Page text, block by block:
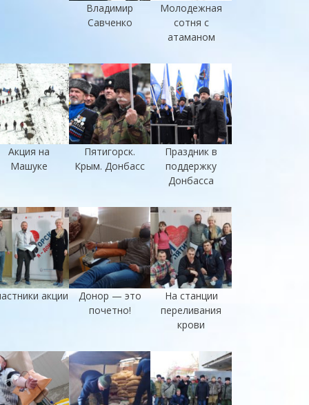
Владимир
Савченко
Молодежная
сотня с
атаманом
Акция на
Машуке
Пятигорск.
Крым. Донбасс
Праздник в
поддержку
Донбасса
акции
Донор — это
почетно!
На станции
переливания
крови